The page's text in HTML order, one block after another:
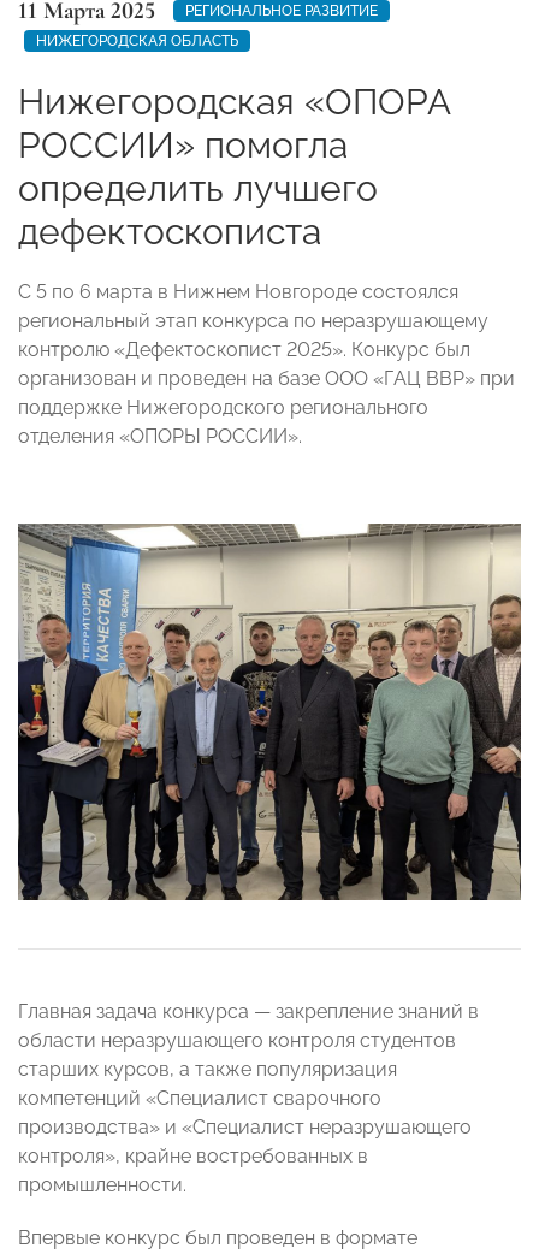
11 Марта 2025
РЕГИОНАЛЬНОЕ РАЗВИТИЕ
НИЖЕГОРОДСКАЯ ОБЛАСТЬ
Нижегородская «ОПОРА
РОССИИ» помогла
определить лучшего
дефектоскописта
С 5 по 6 марта в Нижнем Новгороде состоялся
региональный этап конкурса по неразрушающему
контролю «Дефектоскопист 2025». Конкурс был
организован и проведен на базе ООО «ГАЦ ВВР» при
поддержке Нижегородского регионального
отделения «ОПОРЫ РОССИИ».
Главная задача конкурса — закрепление знаний в
области неразрушающего контроля студентов
старших курсов, а также популяризация
компетенций «Специалист сварочного
производства» и «Специалист неразрушающего
контроля», крайне востребованных в
промышленности.
Впервые конкурс был проведен в формате